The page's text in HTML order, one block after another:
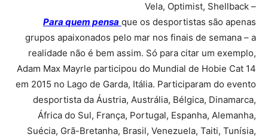
Vela, Optimist, Shellback –
Para quem pensa que os desportistas são apenas
grupos apaixonados pelo mar nos finais de semana – a
realidade não é bem assim. Só para citar um exemplo,
Adam Max Mayrle participou do Mundial de Hobie Cat 14
em 2015 no Lago de Garda, Itália. Participaram do evento
desportista da Áustria, Austrália, Bélgica, Dinamarca,
África do Sul, França, Portugal, Espanha, Alemanha,
Suécia, Grã-Bretanha, Brasil, Venezuela, Taiti, Tunísia,